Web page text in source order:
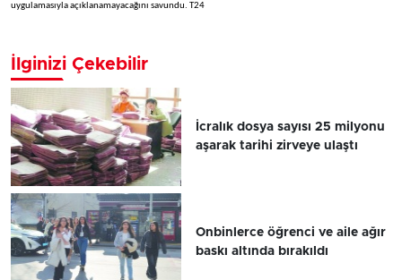
uygulamasıyla açıklanamayacağını savundu. T24
İlginizi Çekebilir
İcralık dosya sayısı 25 milyonu
aşarak tarihi zirveye ulaştı
Onbinlerce öğrenci ve aile ağır
baskı altında bırakıldı